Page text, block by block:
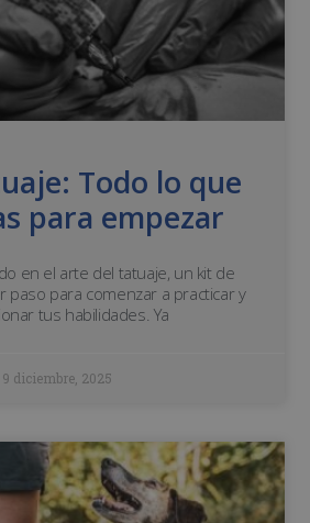
Todo lo que
para empezar
en el arte del tatuaje, un kit de
paso para comenzar a practicar y
tus habilidades. Ya
9 diciembre, 2025